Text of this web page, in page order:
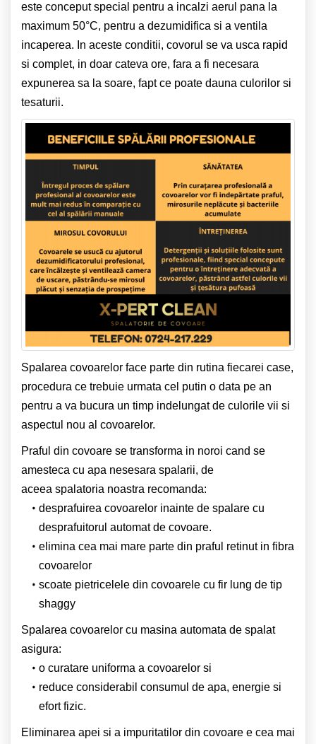
este conceput special pentru a incalzi aerul pana la
maximum 50°C, pentru a dezumidifica si a ventila
incaperea. In aceste conditii, covorul se va usca rapid
si complet, in doar cateva ore, fara a fi necesara
expunerea sa la soare, fapt ce poate dauna culorilor si
tesaturii.
Spalarea covoarelor face parte din rutina fiecarei case,
procedura ce trebuie urmata cel putin o data pe an
pentru a va bucura un timp indelungat de culorile vii si
aspectul nou al covoarelor.
Praful din covoare se transforma in noroi cand se
amesteca cu apa nesesara spalarii, de
aceea spalatoria noastra recomanda:
desprafuirea covoarelor inainte de spalare cu
desprafuitorul automat de covoare.
elimina cea mai mare parte din praful retinut in fibra
covoarelor
scoate pietricelele din covoarele cu fir lung de tip
shaggy
Spalarea covoarelor cu masina automata de spalat
asigura:
o curatare uniforma a covoarelor si
reduce considerabil consumul de apa, energie si
efort fizic.
Eliminarea apei si a impuritatilor din covoare e cea mai